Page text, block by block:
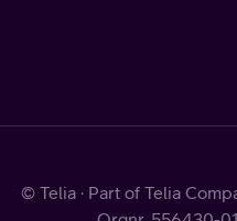
© Telia · Part of Telia